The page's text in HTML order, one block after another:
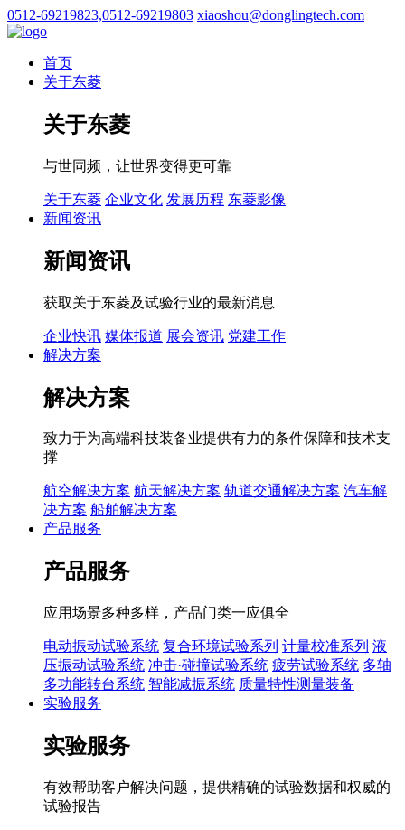
0512-69219823,0512-69219803 xiaoshou@donglingtech.com
首页
关于东菱
关于东菱
与世同频，让世界变得更可靠
关于东菱 企业文化 发展历程 东菱影像
新闻资讯
新闻资讯
获取关于东菱及试验行业的最新消息
企业快讯 媒体报道 展会资讯 党建工作
解决方案
解决方案
致力于为高端科技装备业提供有力的条件保障和技术支
撑
航空解决方案 航天解决方案 轨道交通解决方案 汽车解
决方案 船舶解决方案
产品服务
产品服务
应用场景多种多样，产品门类一应俱全
电动振动试验系统 复合环境试验系列 计量校准系列 液
压振动试验系统 冲击·碰撞试验系统 疲劳试验系统 多轴
多功能转台系统 智能减振系统 质量特性测量装备
实验服务
实验服务
有效帮助客户解决问题，提供精确的试验数据和权威的
试验报告